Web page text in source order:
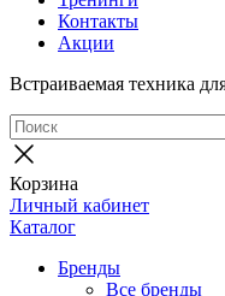
Контакты
Акции
Встраиваемая техника
Корзина
Личный кабинет
Каталог
Бренды
Все бренды